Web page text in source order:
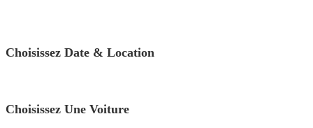
Choisissez Date & Location
Choisissez Une Voiture